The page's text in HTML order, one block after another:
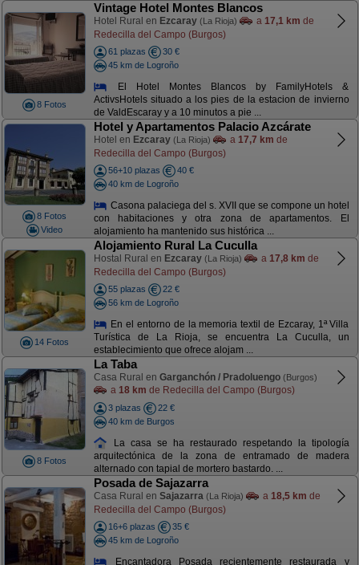
8 Fotos
Vintage Hotel Montes Blancos
Hotel Rural en Ezcaray (La Rioja) a 17,1 km de
Redecilla del Campo (Burgos)
61 plazas
30 €
45 km de Logroño
El Hotel Montes Blancos by FamilyHotels &
ActivsHotels situado a los pies de la estacion de invierno
de ValdEscaray y a 10 minutos a pie ...
8 Fotos
Video
Hotel y Apartamentos Palacio Azcárate
Hotel en Ezcaray (La Rioja) a 17,7 km de
Redecilla del Campo (Burgos)
56+10 plazas
40 €
40 km de Logroño
Casona palaciega del s. XVII que se compone un hotel
con habitaciones y otra zona de apartamentos. El
alojamiento ha mantenido sus histórica ...
14 Fotos
Alojamiento Rural La Cuculla
Hostal Rural en Ezcaray (La Rioja) a 17,8 km de
Redecilla del Campo (Burgos)
55 plazas
22 €
56 km de Logroño
En el entorno de la memoria textil de Ezcaray, 1ª Villa
Turística de La Rioja, se encuentra La Cuculla, un
establecimiento que ofrece alojam ...
8 Fotos
La Taba
Casa Rural en Garganchón / Pradoluengo (Burgos)
a 18 km de Redecilla del Campo (Burgos)
3 plazas
22 €
40 km de Burgos
La casa se ha restaurado respetando la tipología
arquitectónica de la zona de entramado de madera
alternado con tapial de mortero bastardo. ...
Posada de Sajazarra
Casa Rural en Sajazarra (La Rioja) a 18,5 km de
Redecilla del Campo (Burgos)
16+6 plazas
35 €
45 km de Logroño
Encantadora Posada recientemente restaurada y